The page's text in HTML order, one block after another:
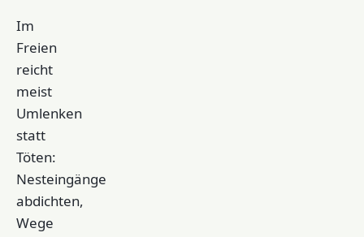
Im
Freien
reicht
meist
Umlenken
statt
Töten:
Nesteingänge
abdichten,
Wege